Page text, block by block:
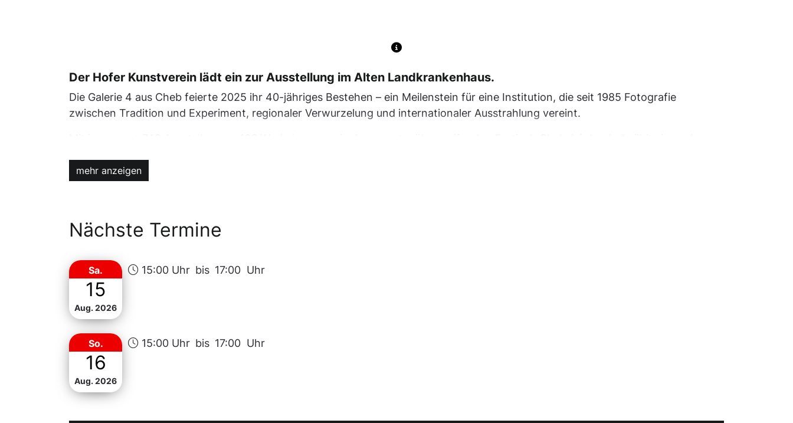
Der Hofer Kunstverein lädt ein zur Ausstellung im Alten Landkrankenhaus.
Die Galerie 4 aus Cheb feierte 2025 ihr 40-jähriges Bestehen – ein Meilenstein für eine Institution, die seit 1985 Fotografie
zwischen Tradition und Experiment, regionaler Verwurzelung und internationaler Ausstrahlung vereint.
Dokumentarfotografie im ersten Stock, Porträt- und Aktfotografie im zweiten, sowie im dritten Stock die Ausstellung „Cheb–Hof“,
Die Präsentation entsteht in enger Zusammenarbeit mit dem Kunstverein Hof und vertieft die langjährige Verbindung zwischen
beiden Häusern.
Gemeinsam schaffen sie eine Plattform, die fotografisches Erbe sichtbar macht und den Austausch zwischen Cheb und Hof
nachhaltig stärkt.
Vernissage
10.07.2026 um 19:00 Uhr
mehr anzeigen
Nächste Termine
Sa.
15
Aug. 2026
15:00 Uhr bis 17:00 Uhr
So.
16
Aug. 2026
15:00 Uhr bis 17:00 Uhr